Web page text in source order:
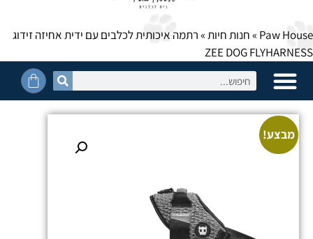
Paw House
»חנות חיות»רתמה איכותית לכלבים עם ידית אחיזה זידוג
ZEE DOG FLYHARNESS
מבצע!